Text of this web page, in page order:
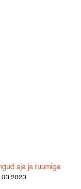
aja ja ruumiga